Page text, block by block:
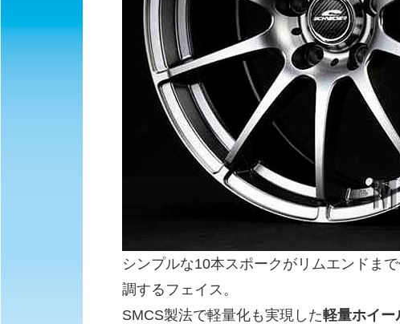
シンプルな10本スポークがリムエンドま
調するフェイス。
SMCS製法で軽量化も実現した軽量ホイー